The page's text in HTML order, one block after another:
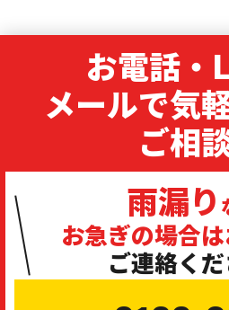
お電話・
メールで気
ご相
雨漏り
お急ぎの場合は
ご連絡くだ